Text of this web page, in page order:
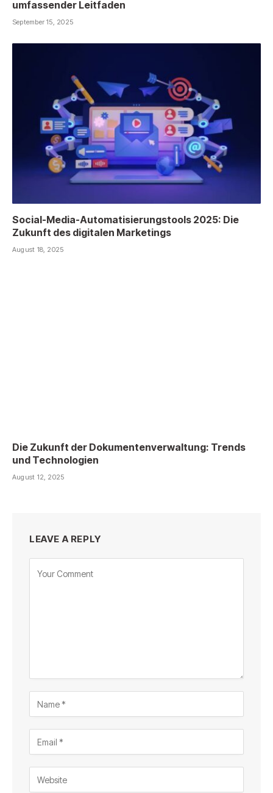
umfassender Leitfaden
September 15, 2025
Social-Media-Automatisierungstools 2025: Die
Zukunft des digitalen Marketings
August 18, 2025
Die Zukunft der Dokumentenverwaltung: Trends
und Technologien
August 12, 2025
LEAVE A REPLY